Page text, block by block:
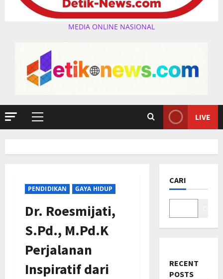
MEDIA ONLINE NASIONAL
Primary
LIVE
PENDIDIKAN GAYA HIDUP
Dr. Roesmijati,
S.Pd., M.Pd.K
Perjalanan
Inspiratif dari
CARI
RECENT
POSTS